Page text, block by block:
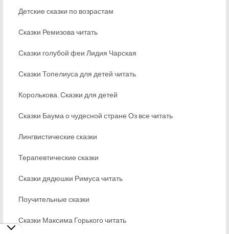
Детские сказки по возрастам
Сказки Ремизова читать
Сказки голубой феи Лидия Чарская
Сказки Топелиуса для детей читать
Королькова. Сказки для детей
Сказки Баума о чудесной стране Оз все читать
Лингвистические сказки
Терапевтические сказки
Сказки дядюшки Римуса читать
Поучительные сказки
Сказки Максима Горького читать